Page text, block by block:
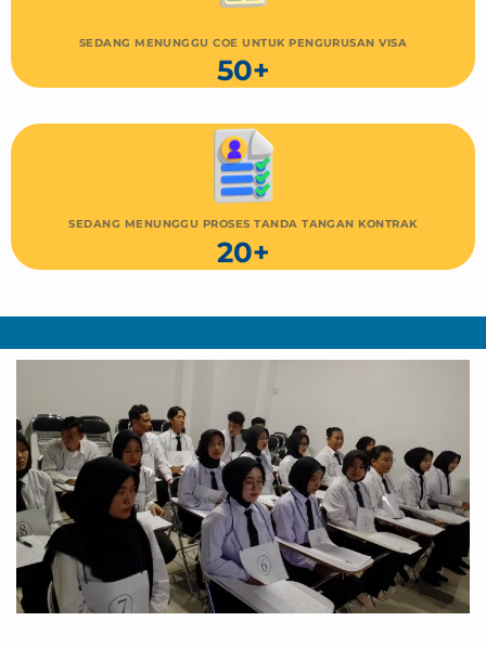
SEDANG MENUNGGU COE UNTUK PENGURUSAN VISA
50+
SEDANG MENUNGGU PROSES TANDA TANGAN KONTRAK
20+